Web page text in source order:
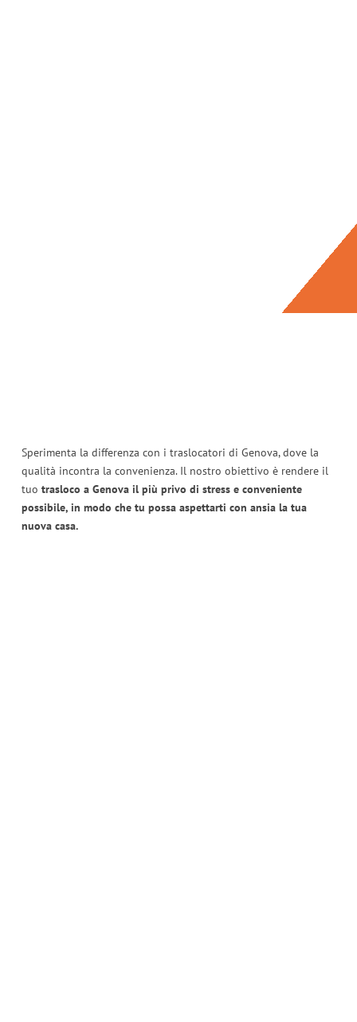
Sperimenta la differenza con i traslocatori di Genova, dove la
qualità incontra la convenienza. Il nostro obiettivo è rendere il
tuo trasloco a Genova il più privo di stress e conveniente
possibile, in modo che tu possa aspettarti con ansia la tua
nuova casa.